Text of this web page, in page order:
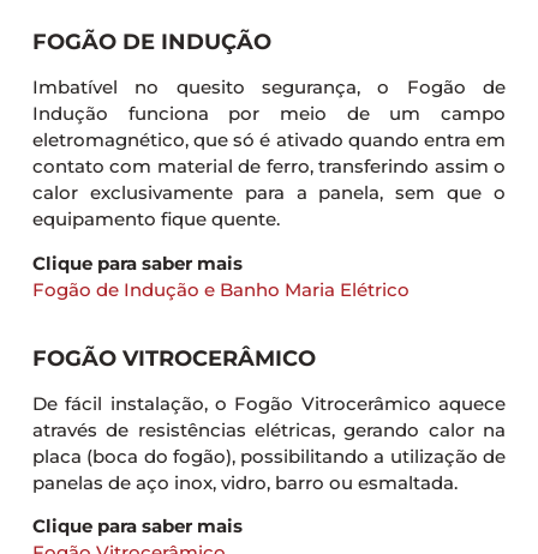
FOGÃO DE INDUÇÃO
Imbatível no quesito segurança, o Fogão de
Indução funciona por meio de um campo
eletromagnético, que só é ativado quando entra em
contato com material de ferro, transferindo assim o
calor exclusivamente para a panela, sem que o
equipamento fique quente.
Clique para saber mais
Fogão de Indução e Banho Maria Elétrico
FOGÃO VITROCERÂMICO
De fácil instalação, o Fogão Vitrocerâmico aquece
através de resistências elétricas, gerando calor na
placa (boca do fogão), possibilitando a utilização de
panelas de aço inox, vidro, barro ou esmaltada.
Clique para saber mais